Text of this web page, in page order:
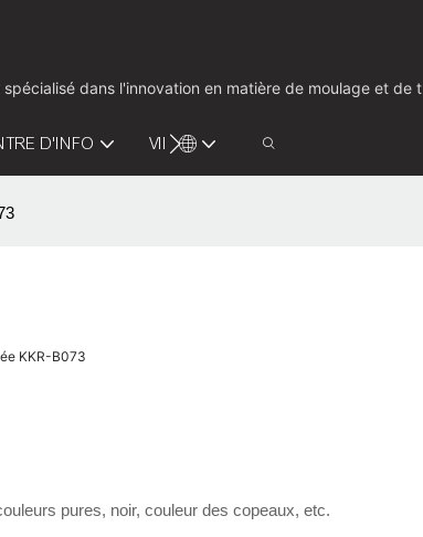
dans l'innovation en matière de moulage et de
D'INFO VIDÉO CONTACTEZ-NOUS
KKR-B073
pures, noir, couleur des copeaux, etc.